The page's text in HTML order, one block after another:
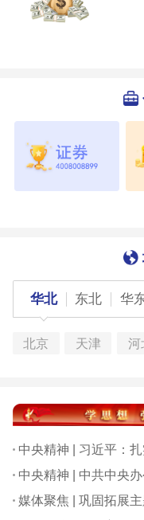
华北 东北 华
北京 天津 河
媒体聚焦 | 巩固拓展